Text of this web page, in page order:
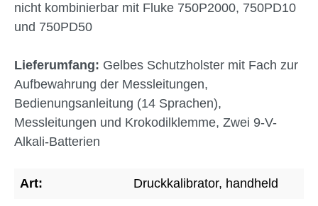
nicht kombinierbar mit Fluke 750P2000, 750PD10
und 750PD50
Lieferumfang: Gelbes Schutzholster mit Fach zur
Aufbewahrung der Messleitungen,
Bedienungsanleitung (14 Sprachen),
Messleitungen und Krokodilklemme, Zwei 9-V-
Alkali-Batterien
Art: Druckkalibrator, handheld